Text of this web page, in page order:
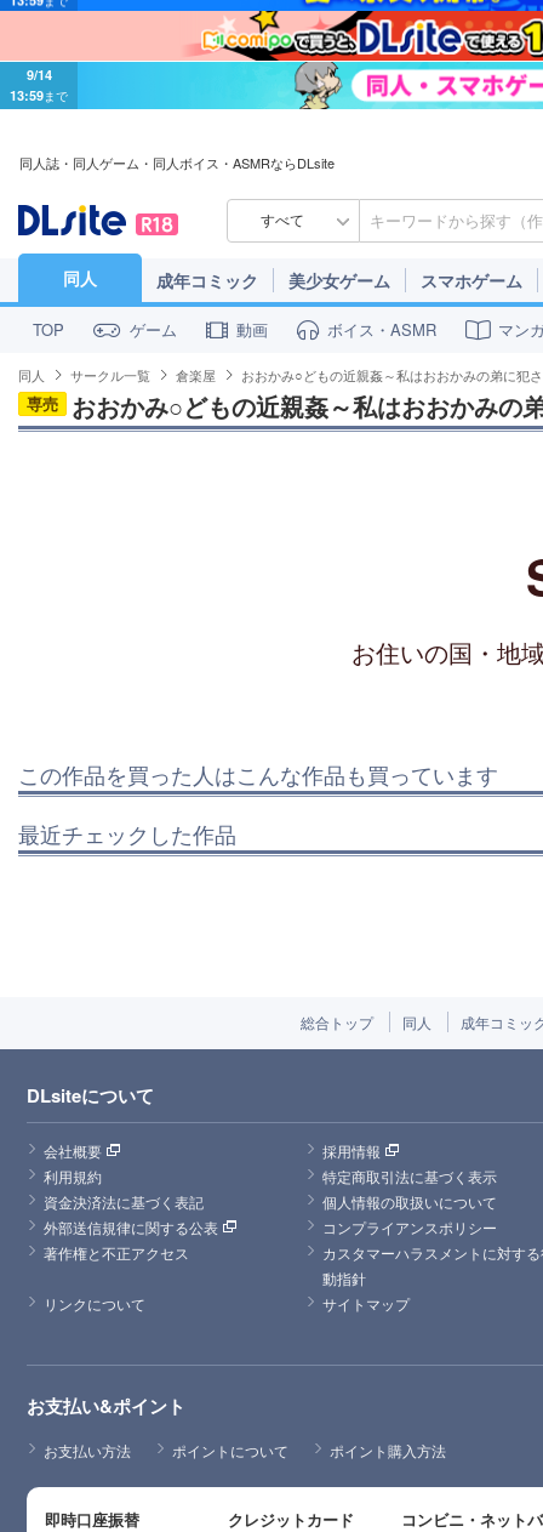
9/14
13:59 まで
同人誌・同人ゲーム・同人ボイス・ASMRならDLsite
すべて
同人 成年コミック 美少女ゲーム スマホゲーム
TOP ゲーム 動画 ボイス・ASMR マン
同人 サークル一覧 倉楽屋 おおかみ○どもの近親姦～私はおおかみの弟に犯
専売 おおかみ○どもの近親姦～私はおおかみの
お住いの国・地
この作品を買った人はこんな作品も買っています
最近チェックした作品
総合トップ 同人 成年コミッ
DLsiteについて
会社概要
採用情報
利用規約
特定商取引法に基づく表示
資金決済法に基づく表記
個人情報の取扱いについて
外部送信規律に関する公表
コンプライアンスポリシー
著作権と不正アクセス
カスタマーハラスメントに対す
動指針
リンクについて
サイトマップ
お支払い&ポイント
お支払い方法 ポイントについて ポイント購入方法
即時口座振替 クレジットカード コンビニ・ネット